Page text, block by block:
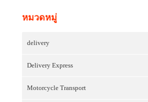
หมวดหมู่
delivery
Delivery Express
Motorcycle Transport